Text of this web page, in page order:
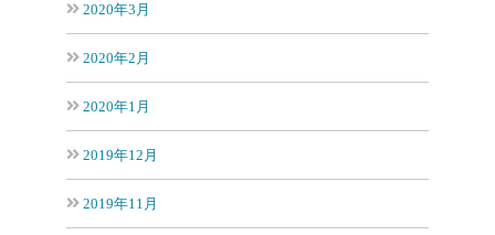
2020年3月
2020年2月
2020年1月
2019年12月
2019年11月